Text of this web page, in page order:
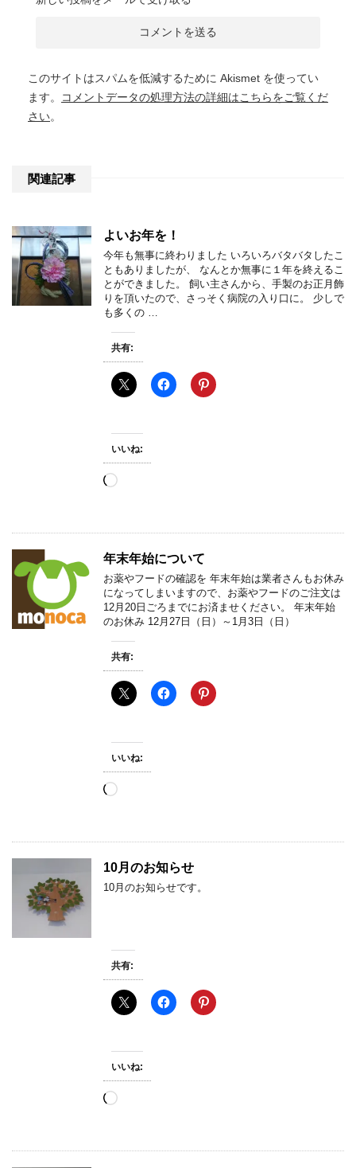
このサイトはスパムを低減するために Akismet を使ってい
ます。
コメントデータの処理方法の詳細はこちらをご覧くだ
さい。
関連記事
よいお年を！
今年も無事に終わりました いろいろバタバタしたこ
ともありましたが、 なんとか無事に１年を終えるこ
とができました。 飼い主さんから、手製のお正月飾
りを頂いたので、さっそく病院の入り口に。 少しで
も多くの …
共有:
いいね:
読
み
年末年始について
お薬やフードの確認を 年末年始は業者さんもお休み
になってしまいますので、お薬やフードのご注文は
12月20日ごろまでにお済ませください。 年末年始
のお休み 12月27日（日）～1月3日（日）
共有:
いいね:
読
み
10月のお知らせ
10月のお知らせです。
共有:
いいね:
読
み